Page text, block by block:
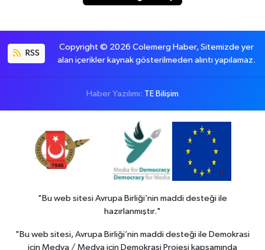
RSS
Copyright © 2026 Colemerg Haber, Sitemizde yer
alan içerikler kaynak gösterilmeden alıntı yapılamaz.
Haber Yazılımı: TE Bilişim
"Bu web sitesi Avrupa Birliği’nin maddi desteği ile
hazırlanmıştır."
"Bu web sitesi, Avrupa Birliği’nin maddi desteği ile Demokrasi
için Medya / Medya için Demokrasi Projesi kapsamında